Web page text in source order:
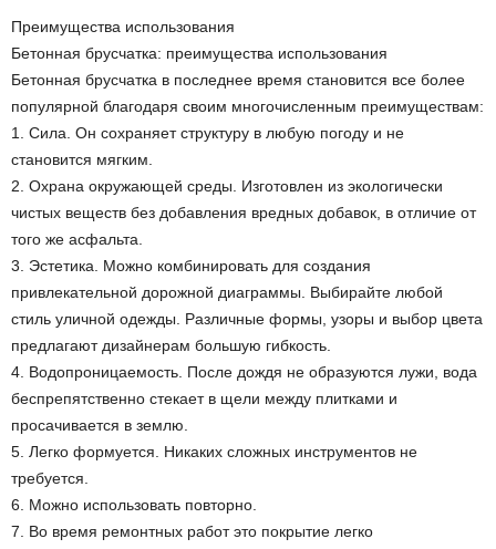
Преимущества использования
Бетонная брусчатка: преимущества использования
Бетонная брусчатка в последнее время становится все более
популярной благодаря своим многочисленным преимуществам:
1. Сила. Он сохраняет структуру в любую погоду и не
становится мягким.
2. Охрана окружающей среды. Изготовлен из экологически
чистых веществ без добавления вредных добавок, в отличие от
того же асфальта.
3. Эстетика. Можно комбинировать для создания
привлекательной дорожной диаграммы. Выбирайте любой
стиль уличной одежды. Различные формы, узоры и выбор цвета
предлагают дизайнерам большую гибкость.
4. Водопроницаемость. После дождя не образуются лужи, вода
беспрепятственно стекает в щели между плитками и
просачивается в землю.
5. Легко формуется. Никаких сложных инструментов не
требуется.
6. Можно использовать повторно.
7. Во время ремонтных работ это покрытие легко